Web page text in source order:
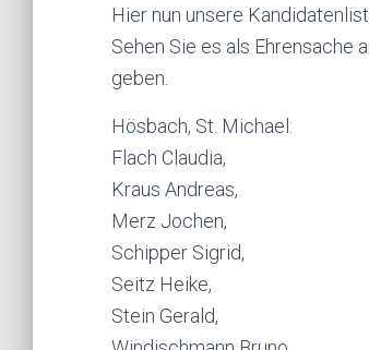
Hier nun unsere
Sehen Sie es als Ehrensache
geben.
Hösbach, St. Michael:
Flach Claudia,
Kraus Andreas,
Merz Jochen,
Schipper Sigrid,
Seitz Heike,
Stein Gerald,